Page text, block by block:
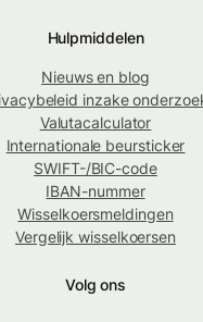
Hulpmiddelen
Nieuws en blog
inzake
Valutacalculator
Internationale beursticker
SWIFT-/BIC-code
IBAN-nummer
Wisselkoersmeldingen
Vergelijk wisselkoersen
Volg ons